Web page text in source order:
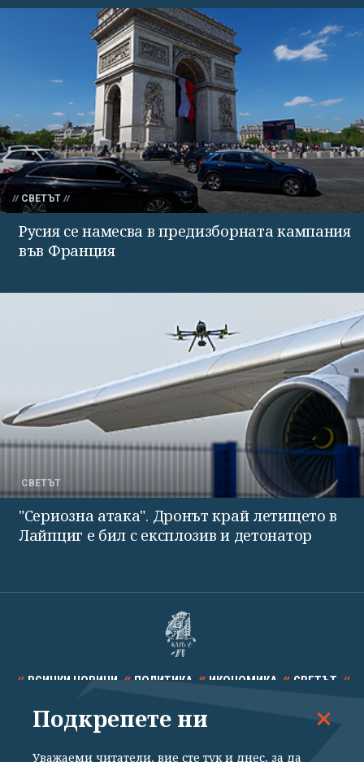
СВЕТЪТ
Русия се намесва в предизборната кампания
във Франция
СВЕТЪТ
"Сериозна атака". Дронът край летището в
Лайпциг е бил с експлозив и детонатор
ВСИЧКИ НОВИНИ ПОЛИТИКА ИКОНОМИКА СВЕТЪТ
СПОРТ КУЛТУРА ТЕХНОЛОГИИ КАЛЕЙДОСКОП
Подкрепете ни
Уважаеми читатели, вие сте тук и днес, за да